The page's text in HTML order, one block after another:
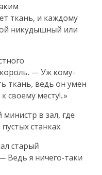
ткань, и каждому
никудышный или
— Уж кому-
ткань, ведь он умен
своему месту!..»
в зал, где
станках.
старый
Ведь я ничего-таки